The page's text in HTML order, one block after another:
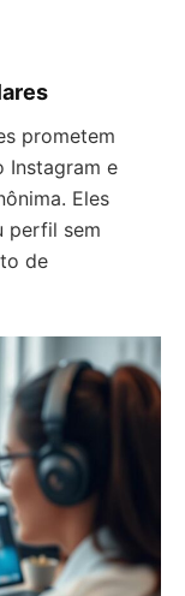
prometem
Instagram e
Eles
perfil sem
de